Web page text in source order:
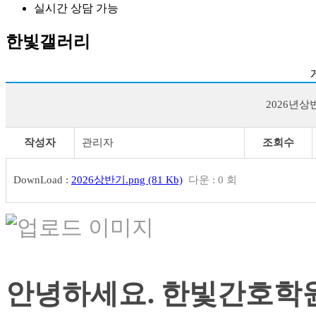
실시간 상담 가능
한빛갤러리
2026년상
작성자 관리자 조회수
DownLoad : 2026상반기.png (81 Kb) 다운 : 0 회
안녕하세요. 한빛간호학